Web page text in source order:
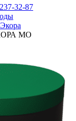
32-87
МО